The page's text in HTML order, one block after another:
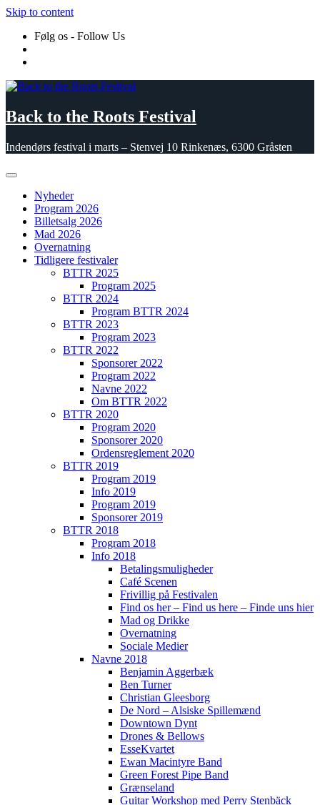
Skip to content
Følg os - Follow Us
Back to the Roots Festival
Indendørs festival i marts – Stenvej 10 Rinkenæs, 6300 Gråsten
Nyheder
Program 2026
Billetsalg 2026
Mad 2026
Overnatning
Tidligere festivaler
BTTR 2025
Program 2025
BTTR 2024
Program BTTR 2024
BTTR 2023
Program 2023
BTTR 2022
Sponsorer 2022
Program 2022
Navne 2022
Om BTTR 2022
BTTR 2020
Program 2020
Sponsorer 2020
Ordensreglement 2020
BTTR 2019
Program 2019
Info 2019
Program 2019
Sponsorer 2019
BTTR 2018
Program 2018
Info 2018
Betalingsmuligheder
Café Scenen
Frivillig på Festivalen
Find os her – Find us here – Finde uns hier
Mad og Drikke
Overnatning
Sociale Medier
Navne 2018
Benjamin Aggerbæk
Ben Turner
Christian Gleesborg
De Nord – Alsiske Spillemænd
Downtown Dynt
Drones & Bellows
EsseKvartet
Ewan Macintyre Band
Green Forest Pipe Band
Grænseland
Guitar Workshop med Perry Stenbäck